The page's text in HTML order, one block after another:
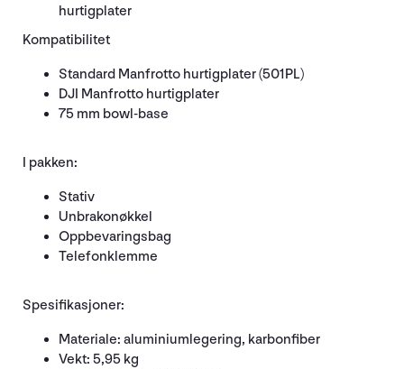
hurtigplater
Kompatibilitet
Standard Manfrotto hurtigplater (501PL)
DJI Manfrotto hurtigplater
75 mm bowl-base
I pakken:
Stativ
Unbrakonøkkel
Oppbevaringsbag
Telefonklemme
Spesifikasjoner:
Materiale: aluminiumlegering, karbonfiber
Vekt: 5,95 kg